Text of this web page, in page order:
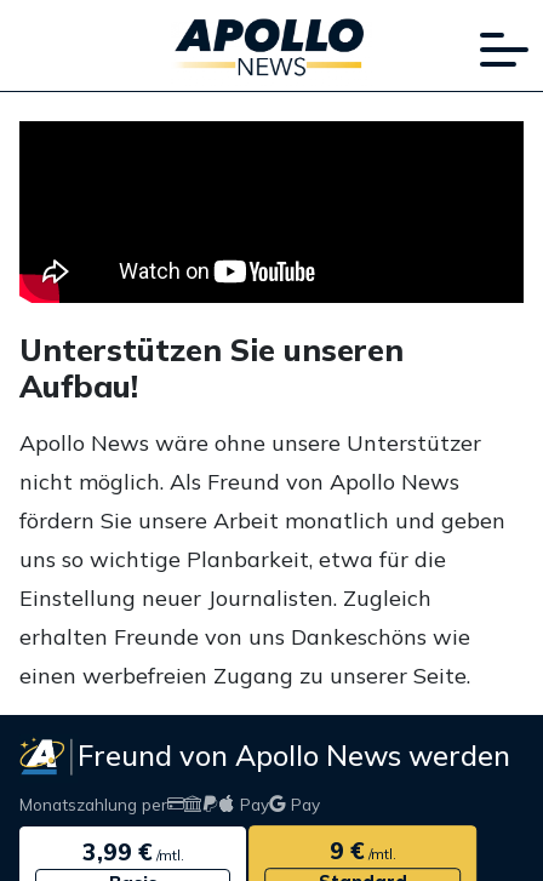
Unterstützen Sie unseren
Aufbau!
Apollo News wäre ohne unsere Unterstützer
nicht möglich. Als Freund von Apollo News
fördern Sie unsere Arbeit monatlich und geben
uns so wichtige Planbarkeit, etwa für die
Einstellung neuer Journalisten. Zugleich
erhalten Freunde von uns Dankeschöns wie
einen werbefreien Zugang zu unserer Seite.
Freund von Apollo News werden
Monatszahlung per Pay Pay
3,99 €/mtl. 9 €/mtl.